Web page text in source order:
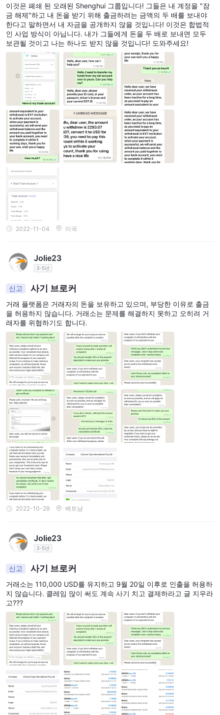
이것은 폐쇄 된 오래된 Shenghui 그룹입니다! 그들은 내 계정을 "잠
금 해제"하고 내 돈을 받기 위해 출금하려는 금액의 두 배를 보내야
한다고 말하면서 내 자금을 공개하지 않을 것입니다! 이것은 합법적
인 사업 방식이 아닙니다. 내가 그들에게 돈을 두 배로 보내면 모두
보관될 것이고 나는 하나도 받지 않을 것입니다! 도와주세요!
2022-11-04 미국
Jolie23
3-5년
신고 사기 브로커
거래 플랫폼은 거래자의 돈을 보유하고 있으며, 부당한 이유로 출금
을 허용하지 않습니다. 거래소는 문제를 해결하지 못하고 오히려 거
래자를 위협하기도 합니다.
2022-10-28 베트남
Jolie23
3-5년
신고 사기 브로커
거래소는 110,000 USD를 유지하고 9월 20일 이후로 인출을 허용하
지 않습니다. 클레임 많이 써도 계속 사기 치고 결제하라고 글 지우라
고???